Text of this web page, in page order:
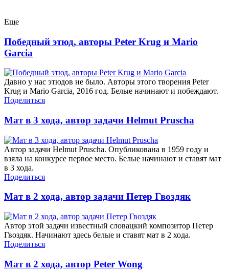
Еще
Победный этюд, авторы Peter Krug и Mario
Garcia
Давно у нас этюдов не было. Авторы этого творения Peter
Krug и Mario Garcia, 2016 год. Белые начинают и побеждают.
Поделиться
Мат в 3 хода, автор задачи Helmut Pruscha
Автор задачи Helmut Pruscha. Опубликована в 1959 году и
взяла на конкурсе первое место. Белые начинают и ставят мат
в 3 хода.
Поделиться
Мат в 2 хода, автор задачи Петер Гвоздяк
Автор этой задачи известный словацкий композитор Петер
Гвоздяк. Начинают здесь белые и ставят мат в 2 хода.
Поделиться
Мат в 2 хода, автор Peter Wong